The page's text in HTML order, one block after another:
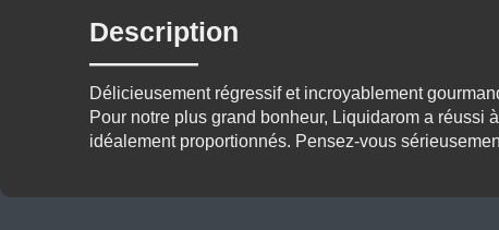
Description
Délicieusement régressif et incroyablement
Pour notre plus grand bonheur, Liquidarom a réussi
idéalement proportionnés. Pensez-vous